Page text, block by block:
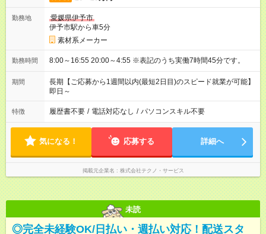
勤務地
愛媛県伊予市
伊予市駅から車5分
素材系メーカー
勤務時間 8:00～16:55 20:00～4:55 ※表記のうち実働7時間45分です。
期間
長期【ご応募から1週間以内(最短2日目)のスピード就業が可能】
即日～
特徴 履歴書不要 / 電話対応なし / パソコンスキル不要
気になる！ 応募する 詳細へ
掲載元企業名 株式会社テクノ・サービス
未読
◎完全未経験OK/日払い・週払い対応！配送スタ